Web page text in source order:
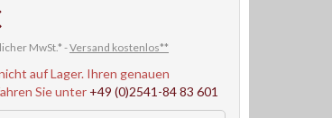
MwSt.* -Versand kostenlos**
auf Lager. Ihren genauen
Sie unter +49 (0)2541-84 83 601